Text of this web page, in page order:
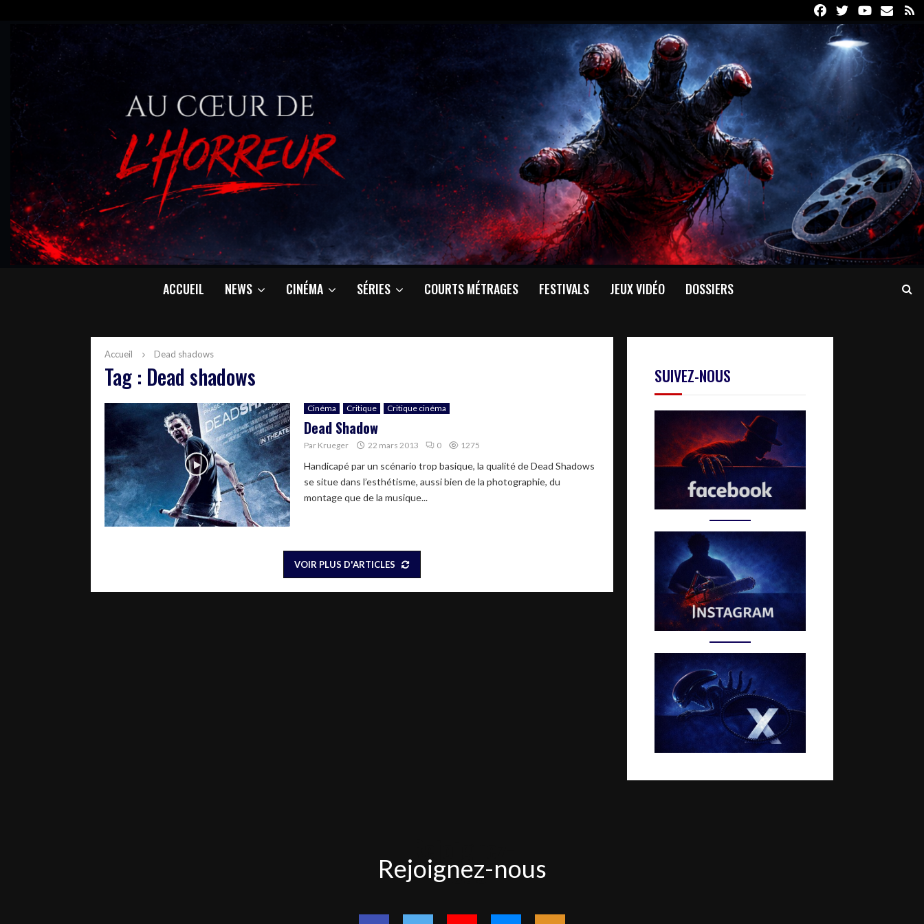
FacebookTwitterYoutube
Email
ACCUEIL NEWS CINÉMA SÉRIES COURTS MÉTRAGES FESTIVALS JEUX VIDÉO DOSSIERS
Accueil Dead shadows
Tag : Dead shadows
Cinéma Critique Critique cinéma
Dead Shadow
Par Krueger 22 mars 2013 0 1275
Handicapé par un scénario trop basique, la qualité de Dead Shadows
se situe dans l’esthétisme, aussi bien de la photographie, du
montage que de la musique...
VOIR PLUS D'ARTICLES
SUIVEZ-NOUS
nous
Rejoignez-nous